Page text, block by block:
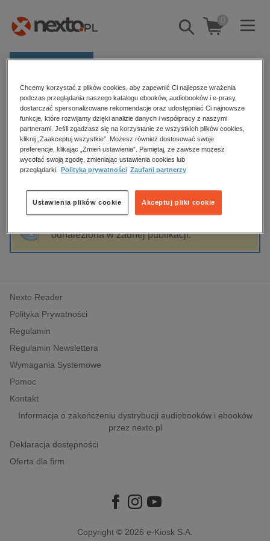
Pokaż/schowaj
wyszukiwarkę
0
Kategorie
Zobacz wszystkie E-prasa
budownictwo, aranżacja wnętrz
biznesowe, branżowe, gospodarka
dzienniki
edukacja
hobby, sport, rozrywka
komputery, internet, technologie, informatyka
polityka, społeczno-informacyjne
psychologiczne
inne
popularno-naukowe
historia
Strona główna Janusz Trzciński
Janusz Trzciński
Sortowanie Filtrowanie
odnaleziona w żadnej publikacji.
Nexto Reader
Polityka Prywatności
Regulamin
Regulamin Newslettera
Wymagania Systemowe
Pomoc
Kontakt
Informacja o zakończeniu dystrybucji audiobooków i ebooków
przez nexto.pl
Deklaracja dostępności
Oferta dla firm
Copyright © 2026 e-Kiosk S.A.
Chcemy korzystać z plików cookies, aby zapewnić Ci najlepsze wrażenia
podczas przeglądania naszego katalogu ebooków, audiobooków i e-prasy,
dostarczać spersonalizowane rekomendacje oraz udostępniać Ci najnowsze
funkcje, które rozwijamy dzięki analizie danych i współpracy z naszymi
partnerami. Jeśli zgadzasz się na korzystanie ze wszystkich plików cookies,
kliknij „Zaakceptuj wszystkie”. Możesz również dostosować swoje
preferencje, klikając „Zmień ustawienia”. Pamiętaj, że zawsze możesz
wycofać swoją zgodę, zmieniając ustawienia cookies lub
przeglądarki.
Polityka prywatności Zaufani partnerzy
Akceptuj pliki cookie
Ustawienia plików cookie